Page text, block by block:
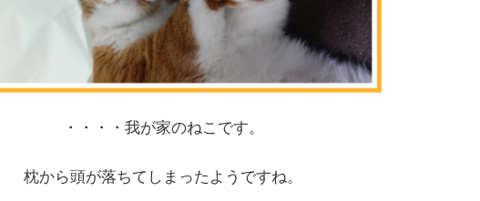
・・・・我が家のねこです。
枕から頭が落ちてしまったようですね。